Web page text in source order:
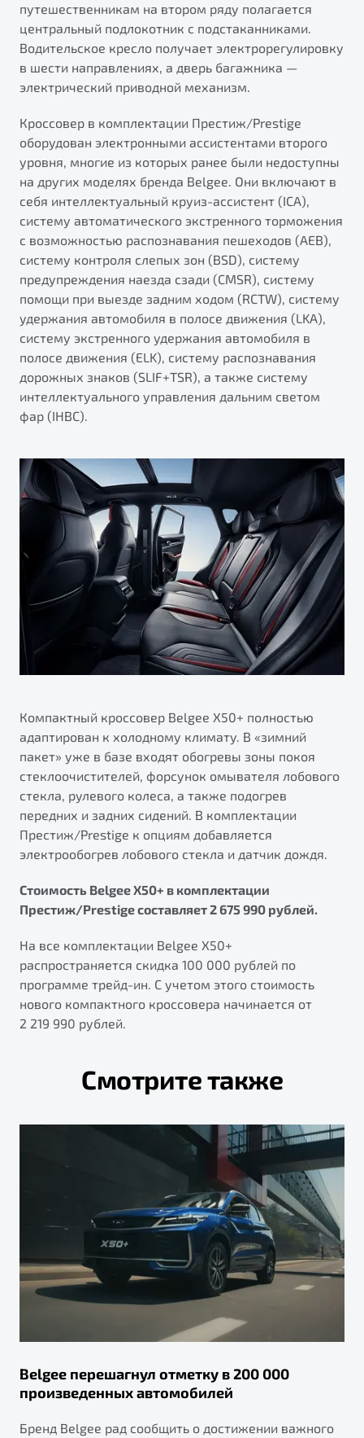
путешественникам на втором ряду полагается
центральный подлокотник с подстаканниками.
Водительское кресло получает электрорегулировку
в шести направлениях, а дверь багажника —
электрический приводной механизм.
Кроссовер в комплектации Престиж/Prestige
оборудован электронными ассистентами второго
уровня, многие из которых ранее были недоступны
на других моделях бренда Belgee. Они включают в
себя интеллектуальный круиз-ассистент (ICA),
систему автоматического экстренного торможения
с возможностью распознавания пешеходов (AEB),
систему контроля слепых зон (BSD), систему
предупреждения наезда сзади (CMSR), систему
помощи при выезде задним ходом (RCTW), систему
удержания автомобиля в полосе движения (LKA),
систему экстренного удержания автомобиля в
полосе движения (ELK), систему распознавания
дорожных знаков (SLIF+TSR), а также систему
интеллектуального управления дальним светом
фар (IHBC).
Компактный кроссовер Belgee X50+ полностью
адаптирован к холодному климату. В «зимний
пакет» уже в базе входят обогревы зоны покоя
стеклоочистителей, форсунок омывателя лобового
стекла, рулевого колеса, а также подогрев
передних и задних сидений. В комплектации
Престиж/Prestige к опциям добавляется
электрообогрев лобового стекла и датчик дождя.
Стоимость Belgee X50+ в комплектации
Престиж/Prestige составляет 2 675 990 рублей.
На все комплектации Belgee X50+
распространяется скидка 100 000 рублей по
программе трейд-ин. С учетом этого стоимость
нового компактного кроссовера начинается от
2 219 990 рублей.
Смотрите также
Belgee перешагнул отметку в 200 000
произведенных автомобилей
Бренд Belgee рад сообщить о достижении важного